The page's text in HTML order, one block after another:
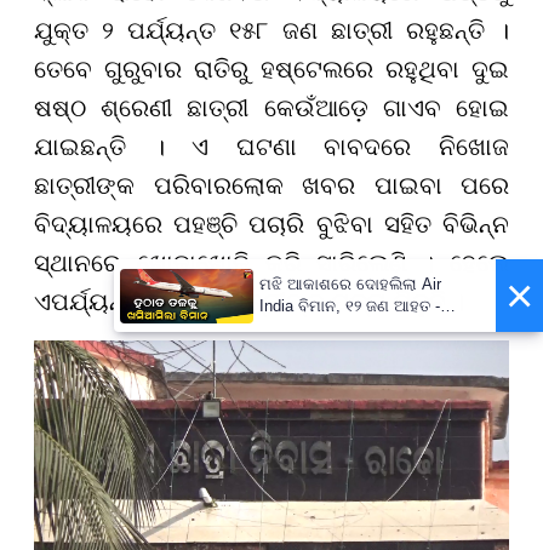
ଯୁକ୍ତ ୨ ପର୍ଯ୍ୟନ୍ତ ୧୫୮ ଜଣ ଛାତ୍ରୀ ରହୁଛନ୍ତି ।
ତେବେ ଗୁରୁବାର ରାତିରୁ ହଷ୍ଟେଲରେ ରହୁଥିବା ଦୁଇ
ଷଷ୍ଠ ଶ୍ରେଣୀ ଛାତ୍ରୀ କେଉଁଆଡ଼େ ଗାଏବ ହୋଇ
ଯାଇଛନ୍ତି । ଏ ଘଟଣା ବାବଦରେ ନିଖୋଜ
ଛାତ୍ରୀଙ୍କ ପରିବାରଲୋକ ଖବର ପାଇବା ପରେ
ବିଦ୍ୟାଳୟରେ ପହଞ୍ଚି ପଚାରି ବୁଝିବା ସହିତ ବିଭିନ୍ନ
ସ୍ଥାନରେ ଖୋଜାଖୋଜି କରି ସାରିଲେଣି । ହେଲେ
ଏପର୍ଯ୍ୟନ୍ତ ନିଖୋଜ ଛାତ୍ରୀଙ୍କ ପତ୍ତା ମିଳୁନି ।
×
ମଝି ଆକାଶରେ ଦୋହଲିଲା Air
India ବିମାନ, ୧୨ ଜଣ ଆହତ -
PrameyaNews7